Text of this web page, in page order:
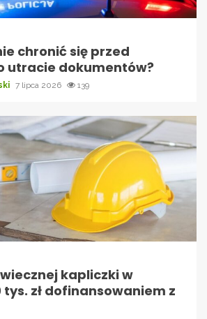
chronić się przed
utracie dokumentów?
7 lipca 2026 139
kapliczki w
tys. zł dofinansowaniem z